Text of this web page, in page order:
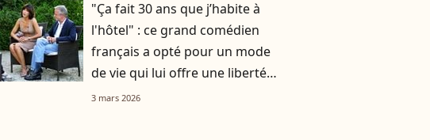
"Ça fait 30 ans que j’habite à
l'hôtel" : ce grand comédien
français a opté pour un mode
de vie qui lui offre une liberté
totale
3 mars 2026